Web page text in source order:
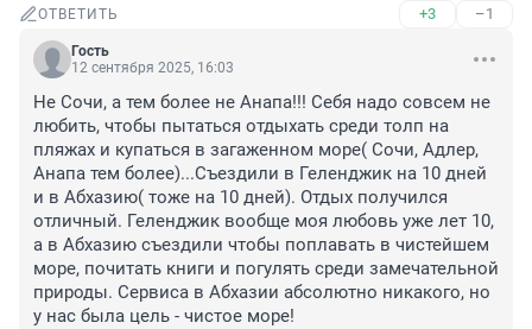
ОТВЕТИТЬ +3 –1
Гость
12 сентября 2025, 16:03
Не Сочи, а тем более не Анапа!!! Себя надо совсем не
любить, чтобы пытаться отдыхать среди толп на
пляжах и купаться в загаженном море( Сочи, Адлер,
Анапа тем более)...Съездили в Геленджик на 10 дней
и в Абхазию( тоже на 10 дней). Отдых получился
отличный. Геленджик вообще моя любовь уже лет 10,
а в Абхазию съездили чтобы поплавать в чистейшем
море, почитать книги и погулять среди замечательной
природы. Сервиса в Абхазии абсолютно никакого, но
у нас была цель - чистое море!